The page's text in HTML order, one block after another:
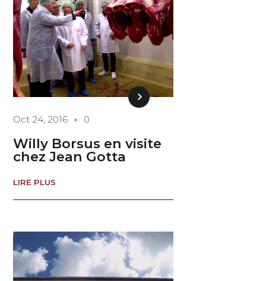
Oct 24, 2016 0
Willy Borsus en visite
chez Jean Gotta
LIRE PLUS